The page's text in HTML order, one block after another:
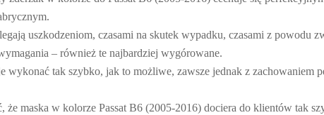
uszkodzeniom, czasami na skutek wypadku, czasami z powodu
– również te najbardziej wygórowane.
wykonać tak szybko, jak to możliwe, zawsze jednak z zachowaniem
że maska w kolorze Passat B6 (2005-2016) dociera do klientów tak